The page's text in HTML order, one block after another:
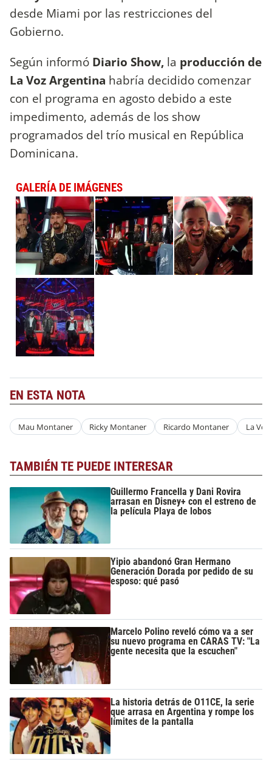
desde Miami por las restricciones del
Gobierno.
Según informó Diario Show, la producción de
La Voz Argentina habría decidido comenzar
con el programa en agosto debido a este
impedimento, además de los show
programados del trío musical en República
Dominicana.
GALERÍA DE IMÁGENES
EN ESTA NOTA
Mau Montaner Ricky Montaner Ricardo Montaner La
TAMBIÉN TE PUEDE INTERESAR
Guillermo Francella y Dani Rovira
arrasan en Disney+ con el estreno de
la película Playa de lobos
Yipio abandonó Gran Hermano
Generación Dorada por pedido de su
esposo: qué pasó
Marcelo Polino reveló cómo va a ser
su nuevo programa en CARAS TV: "La
gente necesita que la escuchen"
La historia detrás de O11CE, la serie
que arrasa en Argentina y rompe los
límites de la pantalla